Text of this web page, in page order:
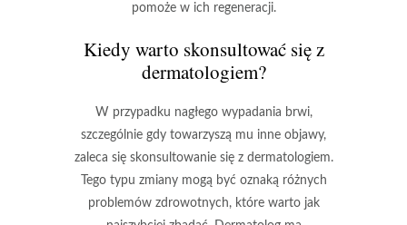
pomoże w ich regeneracji.
Kiedy warto skonsultować się z
dermatologiem?
W przypadku nagłego wypadania brwi,
szczególnie gdy towarzyszą mu inne objawy,
zaleca się skonsultowanie się z dermatologiem.
Tego typu zmiany mogą być oznaką różnych
problemów zdrowotnych, które warto jak